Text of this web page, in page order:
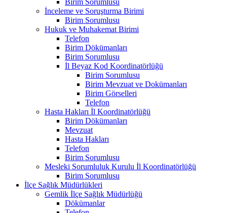
İnceleme ve Soruşturma Birimi
Birim Sorumlusu
Hukuk ve Muhakemat Birimi
Telefon
Birim Dökümanları
Birim Sorumlusu
İl Beyaz Kod Koordinatörlüğü
Birim Sorumlusu
Birim Mevzuat ve Dokümanları
Birim Görselleri
Telefon
Hasta Hakları İl Koordinatörlüğü
Birim Dökümanları
Mevzuat
Hasta Hakları
Telefon
Birim Sorumlusu
Mesleki Sorumluluk Kurulu İl Koordinatörlüğü
Birim Sorumlusu
İlçe Sağlık Müdürlükleri
Gemlik İlçe Sağlık Müdürlüğü
Dökümanlar